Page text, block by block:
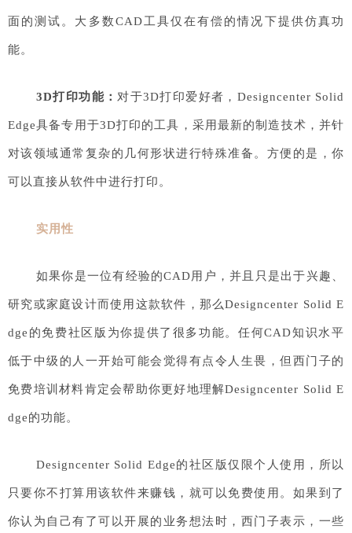
面的测试。大多数CAD工具仅在有偿的情况下提供仿真功
能。
3D打印功能： 对于3D打印爱好者，Designcenter Solid
Edge具备专用于3D打印的工具，采用最新的制造技术，并针
对该领域通常复杂的几何形状进行特殊准备。方便的是，你
可以直接从软件中进行打印。
实用性
如果你是一位有经验的CAD用户，并且只是出于兴趣、
研究或家庭设计而使用这款软件，那么Designcenter Solid E
dge的免费社区版为你提供了很多功能。任何CAD知识水平
低于中级的人一开始可能会觉得有点令人生畏，但西门子的
免费培训材料肯定会帮助你更好地理解Designcenter Solid E
dge的功能。
Designcenter Solid Edge的社区版仅限个人使用，所以
只要你不打算用该软件来赚钱，就可以免费使用。如果到了
你认为自己有了可以开展的业务想法时，西门子表示，一些